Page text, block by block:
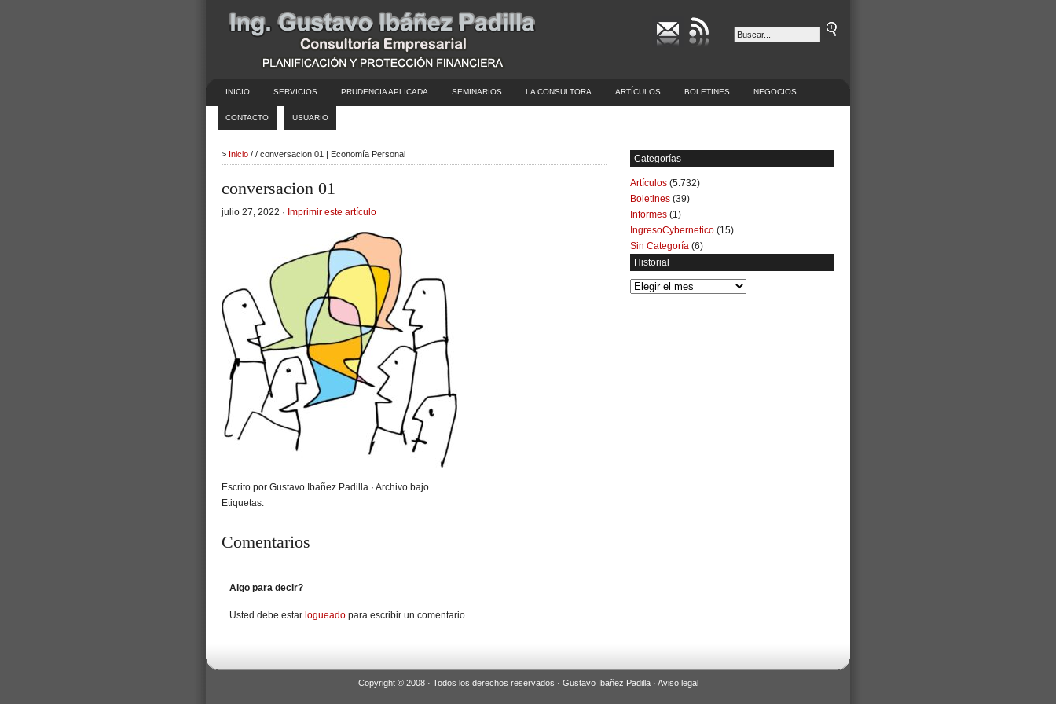
INICIO SERVICIOS PRUDENCIA APLICADA SEMINARIOS LA CONSULTORA ARTÍCULOS BOLETINES NEGOCIOS
CONTACTO USUARIO
> Inicio / / conversacion 01 | Economía Personal
conversacion 01
julio 27, 2022 · Imprimir este artículo
Escrito por Gustavo Ibañez Padilla · Archivo bajo
Etiquetas:
Comentarios
Algo para decir?
Usted debe estar logueado para escribir un comentario.
Categorías
Artículos (5.732)
Boletines (39)
Informes (1)
IngresoCybernetico (15)
Sin Categoría (6)
Historial
Historial
Copyright © 2008 · Todos los derechos reservados · Gustavo Ibañez Padilla · Aviso legal